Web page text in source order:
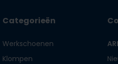
Categorieën
Werkschoenen
Klompen